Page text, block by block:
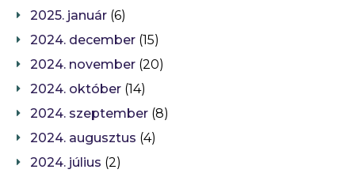
2025. január (6)
2024. december (15)
2024. november (20)
2024. október (14)
2024. szeptember (8)
2024. augusztus (4)
2024. július (2)